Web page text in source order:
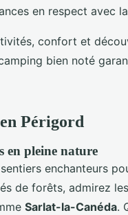
en respect avec
confort et
bien noté
Périgord
en pleine nature
enchanteurs
de forêts, admirez
Sarlat-la-Canéda.